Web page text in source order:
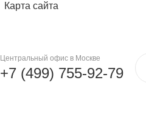
Карта сайта
Центральный офис в Москве
+7 (499) 755-92-79